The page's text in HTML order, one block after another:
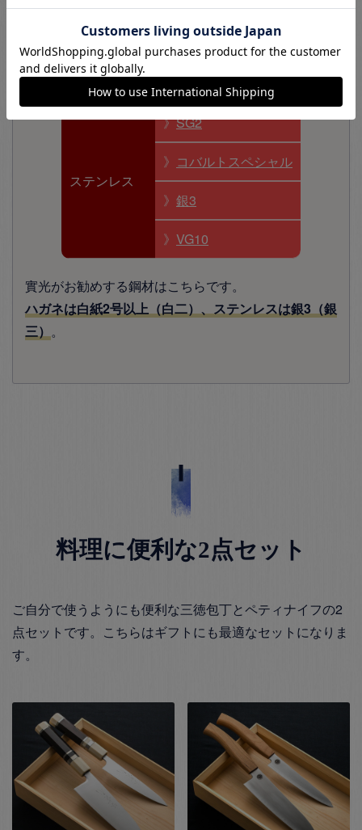
鋼（ハガネ）
》青紙2号
》白紙2号
》 日本鋼
ステンレス
》SG2
》 コバルトスペシャル
》 銀3
》 VG10
實光がお勧めする鋼材はこちらです。
ハガネは白紙2号以上（白二）、ステンレスは銀3（銀
三） 。
料理に便利な2点セット
ご自分で使うようにも便利な三徳包丁とペティナイフの2
点セットです。こちらはギフトにも最適なセットになりま
す。